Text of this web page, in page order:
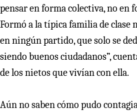
pensar en forma colectiva, no en
Formó a la típica familia de clase
en ningún partido, que solo se
siendo buenos ciudadanos”,
de los nietos que vivían con ella.
Aún no saben cómo pudo